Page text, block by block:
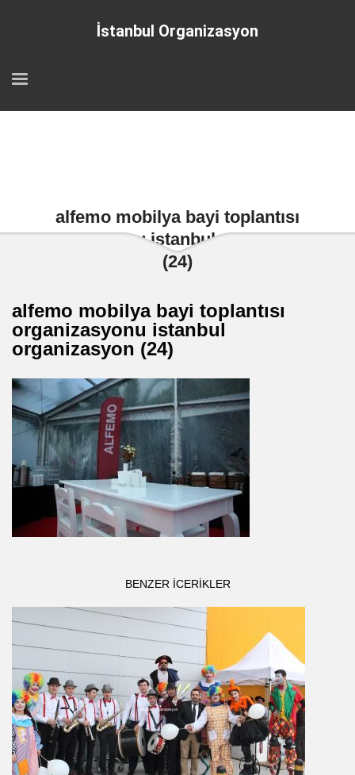
İstanbul Organizasyon
alfemo mobilya bayi toplantısı
organizasyonu istanbul organizasyon
(24)
alfemo mobilya bayi toplantısı
organizasyonu istanbul
organizasyon (24)
BENZER ICERIKLER